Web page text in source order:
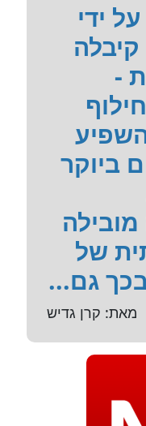
ידי
-
ביוקר
של
גם...
מאת: קרן גדיש